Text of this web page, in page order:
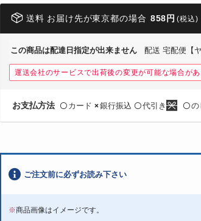
送料 お届け先が東京都の場合 858円 (税込)
この商品は配達日指定が出来ません 配送 宅配便【
運送会社のサービスで出荷後の変更が可能な場合が
お支払方法 〇 カード ×銀行振込 〇代引き 〇の
ご注文前に必ずお読み下さい
※商品画像はイメージです。